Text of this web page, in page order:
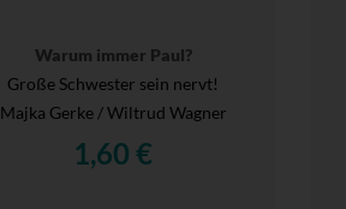
Warum immer Paul?
Große Schwester sein nervt!
Majka Gerke / Wiltrud Wagner
1,60 €